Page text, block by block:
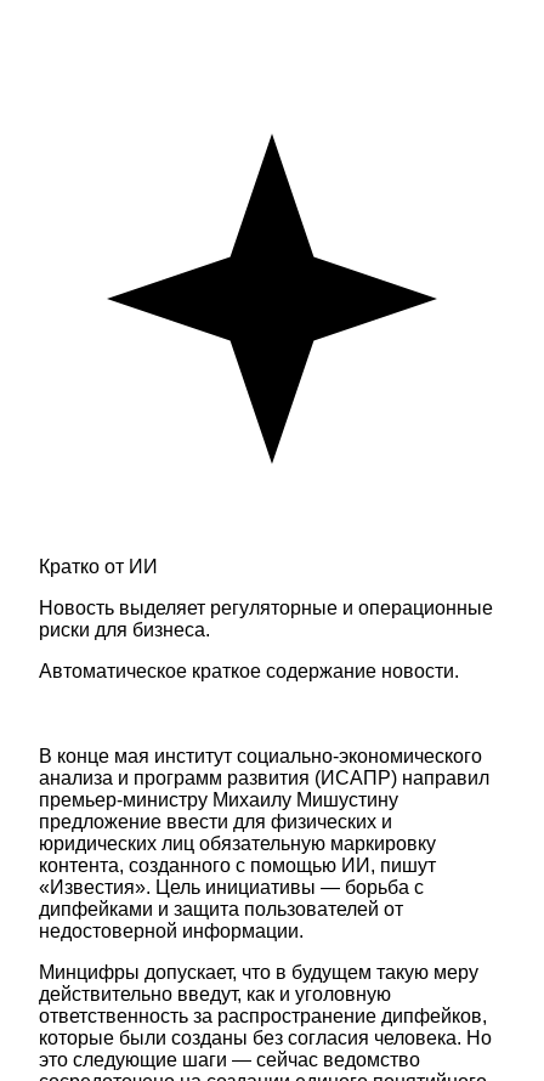
Кратко от ИИ
Новость выделяет регуляторные и операционные
риски для бизнеса.
Автоматическое краткое содержание новости.
В конце мая институт социально-экономического
анализа и программ развития (ИСАПР) направил
премьер-министру Михаилу Мишустину
предложение ввести для физических и
юридических лиц обязательную маркировку
контента, созданного с помощью ИИ, пишут
«Известия». Цель инициативы — борьба с
дипфейками и защита пользователей от
недостоверной информации.
Минцифры допускает, что в будущем такую меру
действительно введут, как и уголовную
ответственность за распространение дипфейков,
которые были созданы без согласия человека. Но
это следующие шаги — сейчас ведомство